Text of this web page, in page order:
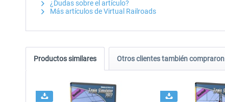
¿Dudas sobre el artículo?
Más artículos de Virtual Railroads
Productos similares Otros clientes también compraron